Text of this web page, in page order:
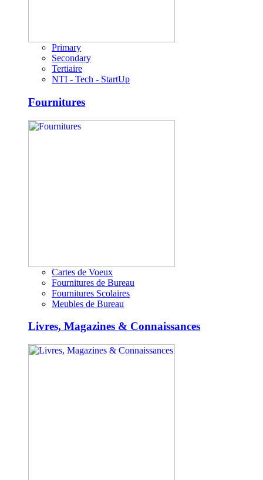
Primary
Secondary
Tertiaire
NTI - Tech - StartUp
Fournitures
Cartes de Voeux
Fournitures de Bureau
Fournitures Scolaires
Meubles de Bureau
Livres, Magazines & Connaissances